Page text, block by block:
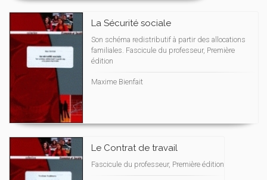
La Sécurité sociale
Son schéma redistributif à partir des allocations
familiales. Fascicule du professeur, Première
édition
Maxime Bienfait
Le Contrat de travail
Fascicule du professeur, Première édition